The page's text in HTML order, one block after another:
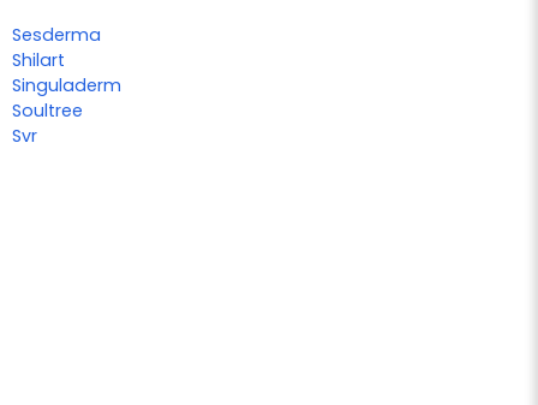
Sesderma
Shilart
Singuladerm
Soultree
Svr